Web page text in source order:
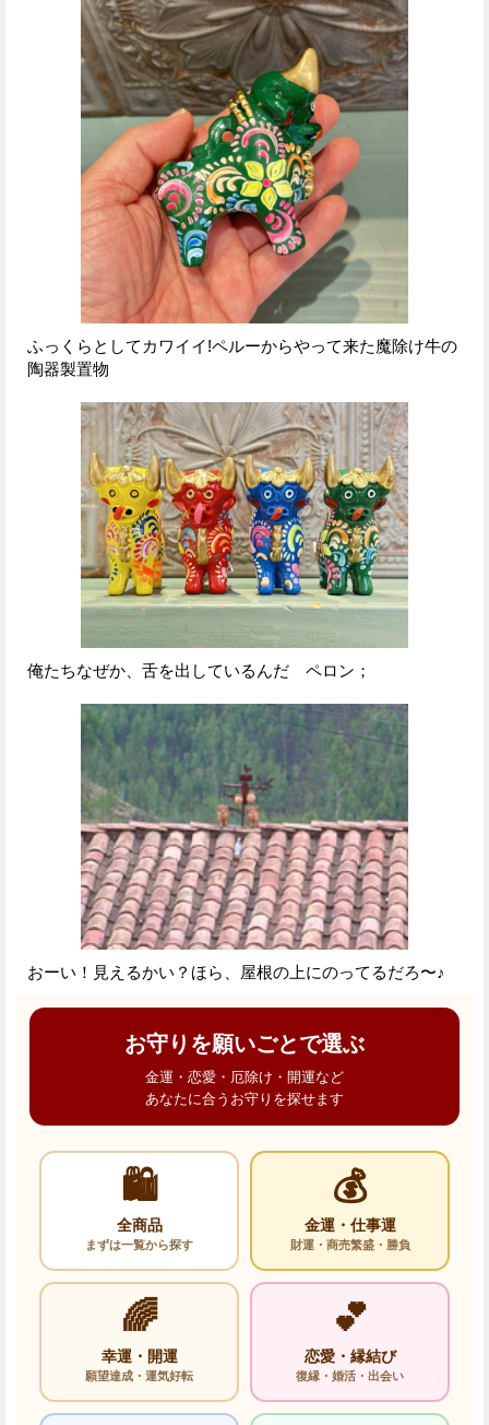
ふっくらとしてカワイイ!ペルーからやって来た魔除け牛の
陶器製置物
俺たちなぜか、舌を出しているんだ ペロン；
おーい！見えるかい？ほら、屋根の上にのってるだろ〜♪
お守りを願いごとで選ぶ
金運・恋愛・厄除け・開運など
あなたに合うお守りを探せます
🛍️
全商品
まずは一覧から探す
💰
金運・仕事運
財運・商売繁盛・勝負
🌈
幸運・開運
願望達成・運気好転
💕
恋愛・縁結び
復縁・婚活・出会い